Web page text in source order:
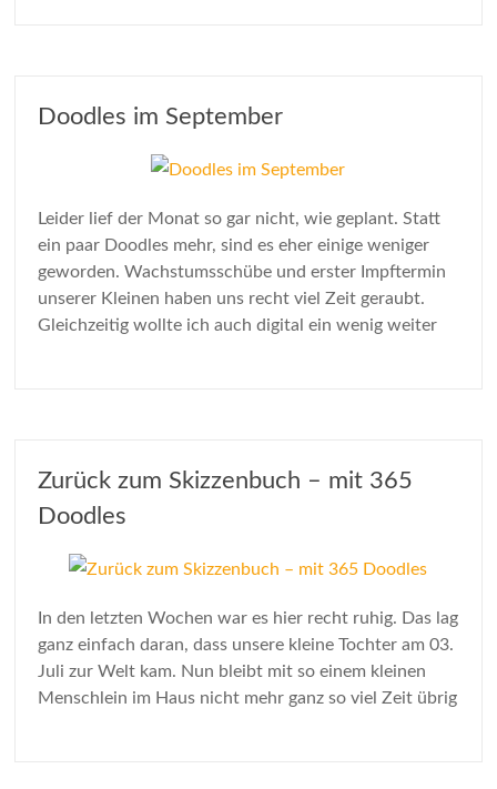
Doodles im September
Leider lief der Monat so gar nicht, wie geplant. Statt
ein paar Doodles mehr, sind es eher einige weniger
geworden. Wachstumsschübe und erster Impftermin
unserer Kleinen haben uns recht viel Zeit geraubt.
Gleichzeitig wollte ich auch digital ein wenig weiter
Zurück zum Skizzenbuch – mit 365
Doodles
In den letzten Wochen war es hier recht ruhig. Das lag
ganz einfach daran, dass unsere kleine Tochter am 03.
Juli zur Welt kam. Nun bleibt mit so einem kleinen
Menschlein im Haus nicht mehr ganz so viel Zeit übrig